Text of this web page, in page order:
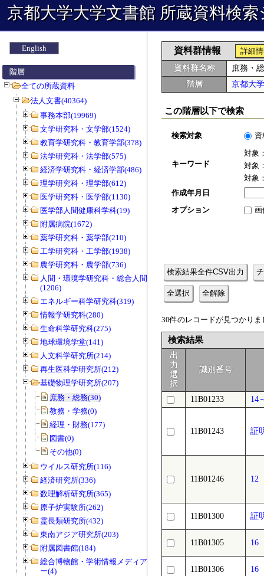
京都大学大学文書館 所蔵資料検
English
階層
全ての所蔵資料
法人文書(40364)
事務本部(19969)
文学研究科・文学部(1524)
教育学研究科・教育学部(378)
法学研究科・法学部(575)
経済学研究科・経済学部(486)
理学研究科・理学部(612)
医学研究科・医学部(1130)
医学部人間健康科学科(19)
附属病院(1672)
薬学研究科・薬学部(210)
工学研究科・工学部(1938)
農学研究科・農学部(736)
人間・環境学研究科・総合人間学部
(1206)
エネルギー科学研究科(319)
情報学研究科(280)
生命科学研究科(275)
地球環境学堂(141)
人文科学研究所(214)
再生医科学研究所(212)
基礎物理学研究所(207)
庶務・総務(30)
教務・学務(0)
経理・財務(177)
図書(0)
その他(0)
ウイルス研究所(116)
経済研究所(336)
数理解析研究所(365)
原子炉実験所(262)
霊長類研究所(432)
東南アジア研究所(203)
附属図書館(184)
総合博物館・学術情報メディアセンタ
ー(4)
資料群情報
詳細
資料群名称
庶務・
階層
京都大
この階層以下で検索
検索対象 資
キーワード
対象
対象
対象
作成年月日
オプション
画
検索結果全件CSV出力
全選択 全解除
30件のレコードが見つかり
検索結果
出
力
選
択
識別番号
11B01233 14
11B01243 証
11B01246 12
11B01300 証
11B01305 16
11B01306 16